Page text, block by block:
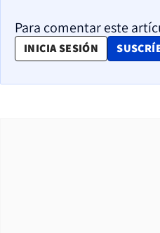
Para comentar este
INICIA SESIÓN OPENS